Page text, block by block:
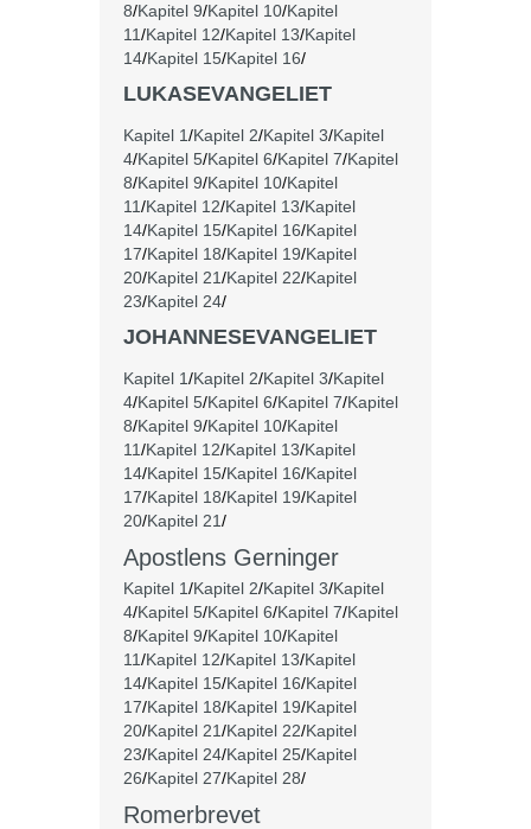
8/Kapitel 9/Kapitel 10/Kapitel
11/Kapitel 12/Kapitel 13/Kapitel
14/Kapitel 15/Kapitel 16/
LUKASEVANGELIET
Kapitel 1/Kapitel 2/Kapitel 3/Kapitel
4/Kapitel 5/Kapitel 6/Kapitel 7/Kapitel
8/Kapitel 9/Kapitel 10/Kapitel
11/Kapitel 12/Kapitel 13/Kapitel
14/Kapitel 15/Kapitel 16/Kapitel
17/Kapitel 18/Kapitel 19/Kapitel
20/Kapitel 21/Kapitel 22/Kapitel
23/Kapitel 24/
JOHANNESEVANGELIET
Kapitel 1/Kapitel 2/Kapitel 3/Kapitel
4/Kapitel 5/Kapitel 6/Kapitel 7/Kapitel
8/Kapitel 9/Kapitel 10/Kapitel
11/Kapitel 12/Kapitel 13/Kapitel
14/Kapitel 15/Kapitel 16/Kapitel
17/Kapitel 18/Kapitel 19/Kapitel
20/Kapitel 21/
Apostlens Gerninger
Kapitel 1/Kapitel 2/Kapitel 3/Kapitel
4/Kapitel 5/Kapitel 6/Kapitel 7/Kapitel
8/Kapitel 9/Kapitel 10/Kapitel
11/Kapitel 12/Kapitel 13/Kapitel
14/Kapitel 15/Kapitel 16/Kapitel
17/Kapitel 18/Kapitel 19/Kapitel
20/Kapitel 21/Kapitel 22/Kapitel
23/Kapitel 24/Kapitel 25/Kapitel
26/Kapitel 27/Kapitel 28/
Romerbrevet